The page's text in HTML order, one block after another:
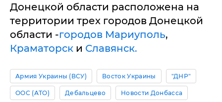
Донецкой области расположена на
территории трех городов Донецкой
области -городов Мариуполь,
Краматорск и Славянск.
Армия Украины (ВСУ) Восток Украины "ДНР"
ООС (АТО) Дебальцево Новости Донбасса